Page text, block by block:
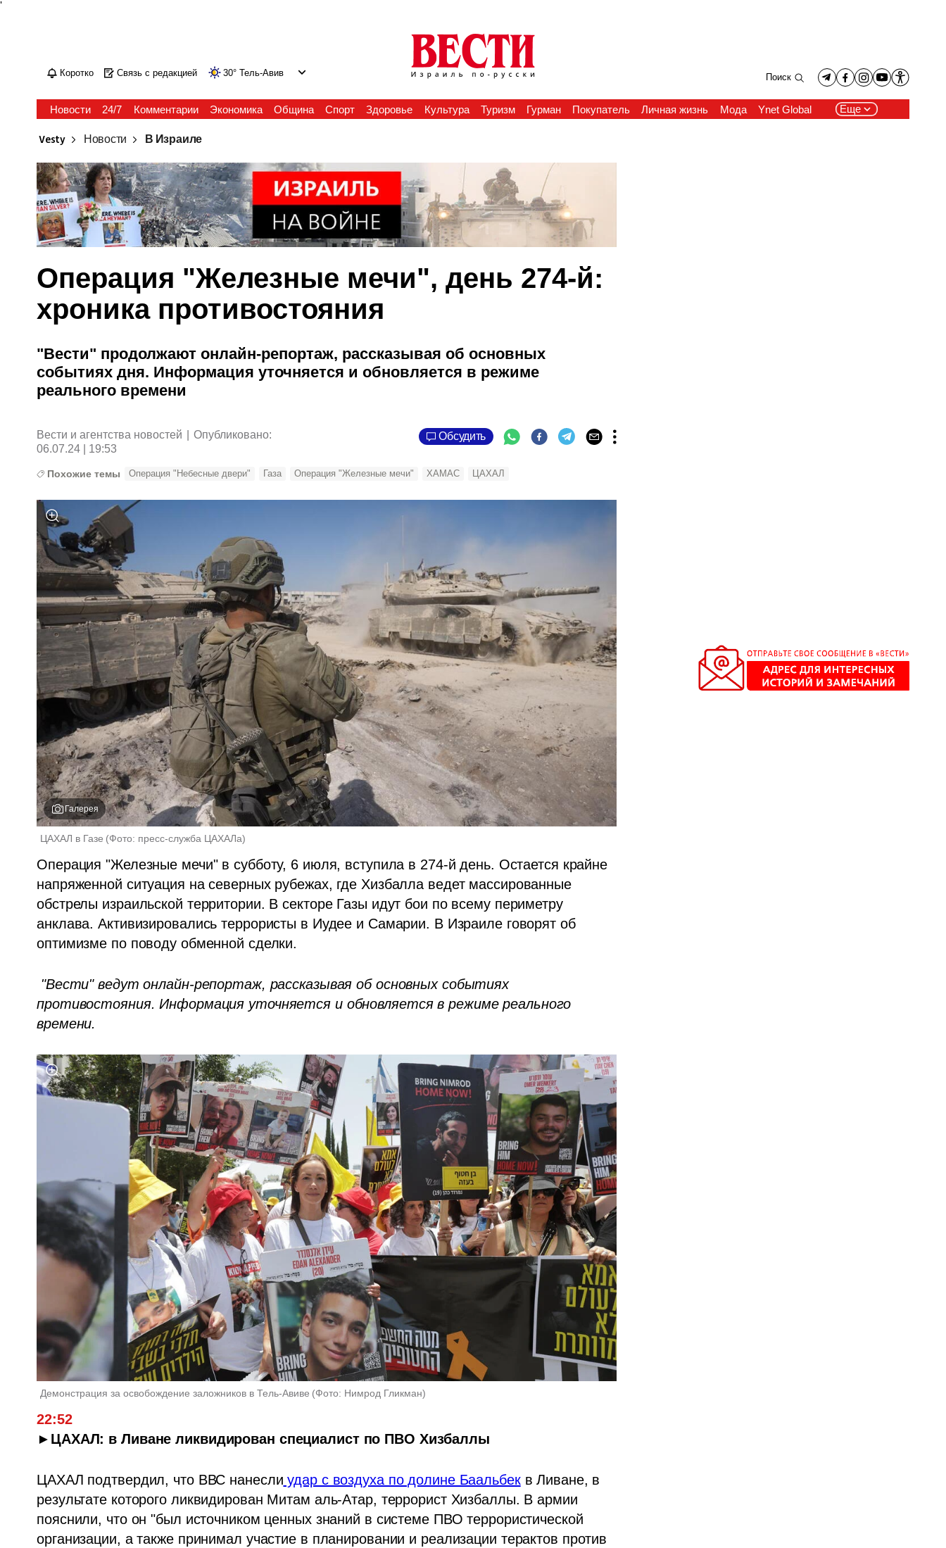
'
Коротко Связь с редакцией 30° Тель-Авив Поиск
Новости 24/7 Комментарии Экономика Община Спорт Здоровье Культура Туризм Гурман Покупатель Личная жизнь Мода Ynet Global Еще
Vesty Новости В Израиле
Операция "Железные мечи", день 274-й:
хроника противостояния
"Вести" продолжают онлайн-репортаж, рассказывая об основных
событиях дня. Информация уточняется и обновляется в режиме
реального времени
Вести и агентства новостей
Опубликовано:
06.07.24 | 19:53
Обсудить
Похожие темы Операция "Небесные двери" Газа Операция "Железные мечи" ХАМАС ЦАХАЛ
Галерея
ЦАХАЛ в Газе (Фото: пресс-служба ЦАХАЛа)
Операция "Железные мечи" в субботу, 6 июля, вступила в 274-й день. Остается крайне
напряженной ситуация на северных рубежах, где Хизбалла ведет массированные
обстрелы израильской территории. В секторе Газы идут бои по всему периметру
анклава. Активизировались террористы в Иудее и Самарии. В Израиле говорят об
оптимизме по поводу обменной сделки.
"Вести" ведут онлайн-репортаж, рассказывая об основных событиях
противостояния. Информация уточняется и обновляется в режиме реального
времени.
Демонстрация за освобождение заложников в Тель-Авиве (Фото: Нимрод Гликман)
22:52
►ЦАХАЛ: в Ливане ликвидирован специалист по ПВО Хизбаллы
ЦАХАЛ подтвердил, что ВВС нанесли удар с воздуха по долине Баальбек в Ливане, в
результате которого ликвидирован Митам аль-Атар, террорист Хизбаллы. В армии
пояснили, что он "был источником ценных знаний в системе ПВО террористической
организации, а также принимал участие в планировании и реализации терактов против